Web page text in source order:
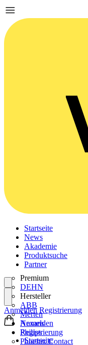
Startseite
News
Akademie
Produktsuche
Partner
Premium
DEHN
Hersteller
ABB
Merten
Nexans
Philips
Phoenix Contact
Anmelden
Registrierung
Anmelden Registrierung
Startseite